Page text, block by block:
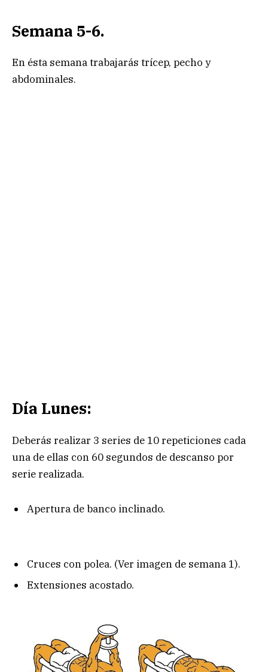
Semana 5-6.
En ésta semana trabajarás trícep, pecho y
abdominales.
Día Lunes:
Deberás realizar 3 series de 10 repeticiones cada
una de ellas con 60 segundos de descanso por
serie realizada.
Apertura de banco inclinado.
Cruces con polea. (Ver imagen de semana 1).
Extensiones acostado.